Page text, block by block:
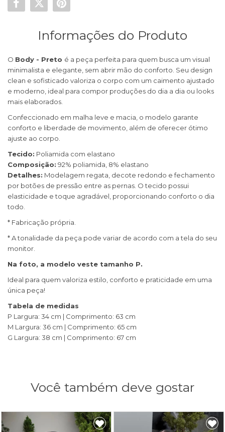
Informações do Produto
O Body - Preto é a peça perfeita para quem busca um visual
minimalista e elegante, sem abrir mão do conforto. Seu design
clean e sofisticado valoriza o corpo com um caimento ajustado
e moderno, ideal para compor produções do dia a dia ou looks
mais elaborados.
Confeccionado em malha leve e macia, o modelo garante
conforto e liberdade de movimento, além de oferecer ótimo
ajuste ao corpo.
Tecido: Poliamida com elastano
Composição: 92% poliamida, 8% elastano
Detalhes: Modelagem regata, decote redondo e fechamento
por botões de pressão entre as pernas. O tecido possui
elasticidade e toque agradável, proporcionando conforto o dia
todo.
* Fabricação própria.
* A tonalidade da peça pode variar de acordo com a tela do seu
monitor.
Na foto, a modelo veste tamanho P.
Ideal para quem valoriza estilo, conforto e praticidade em uma
única peça!
Tabela de medidas
P Largura: 34 cm | Comprimento: 63 cm
M Largura: 36 cm | Comprimento: 65 cm
G Largura: 38 cm | Comprimento: 67 cm
Você também deve gostar